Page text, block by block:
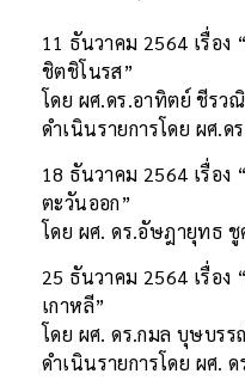
11 ธันวาคม 2564 เรื่อ
ชิตชิโนรส”
โดย ผศ.ดร.อาทิตย์ ชีรว
ดำเนินรายการโดย ผศ.
18 ธันวาคม 2564 เรื่อง
ตะวันออก”
โดย ผศ. ดร.อัษฎายุทธ ชู
25 ธันวาคม 2564 เรื่อง
เกาหลี”
โดย ผศ. ดร.กมล บุษบรร
ดำเนินรายการโดย ผศ.